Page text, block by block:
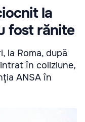
la
fost rănite
la Roma, după
în coliziune,
ANSA în